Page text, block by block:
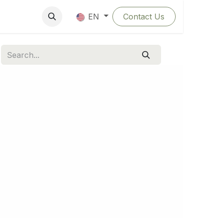
EN Contact Us